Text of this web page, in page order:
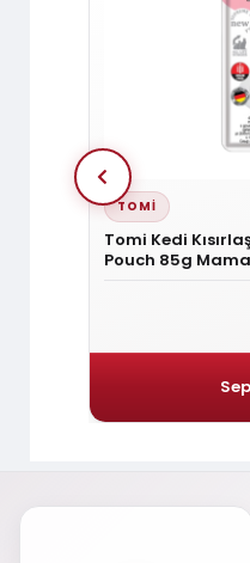
TOMİ
Tomi Kedi
Pouch 85g Mama